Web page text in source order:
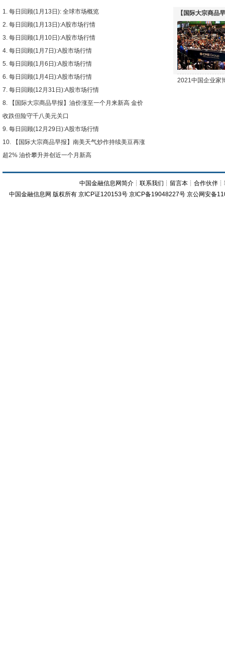
每日回顾(1月13日): 全球市场概览
每日回顾(1月13日):A股市场行情
每日回顾(1月10日):A股市场行情
每日回顾(1月7日):A股市场行情
每日回顾(1月6日):A股市场行情
每日回顾(1月4日):A股市场行情
每日回顾(12月31日):A股市场行情
【国际大宗商品早报】油价涨至一个月来新高 金价
收跌但险守千八美元关口
每日回顾(12月29日):A股市场行情
【国际大宗商品早报】南美天气炒作持续美豆再涨
超2% 油价攀升并创近一个月新高
【国际大宗商品
下跌
2021中国企业家
中国金融信息网简介 ┊联系我们 ┊ 留言本 ┊合作伙伴 ┊
中国金融信息网 版权所有 京ICP证120153号 京ICP备19048227号 京公网安备